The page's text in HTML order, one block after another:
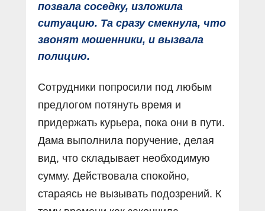
позвала соседку, изложила
ситуацию. Та сразу смекнула, что
звонят мошенники, и вызвала
полицию.
Сотрудники попросили под любым
предлогом потянуть время и
придержать курьера, пока они в пути.
Дама выполнила поручение, делая
вид, что складывает необходимую
сумму. Действовала спокойно,
стараясь не вызывать подозрений. К